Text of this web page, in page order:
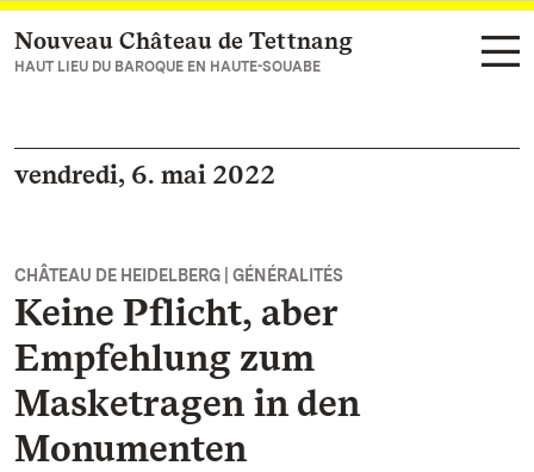
Vers la page d’accueil
Nouveau Château de Tettnang
HAUT LIEU DU BAROQUE EN HAUTE-SOUABE
vendredi, 6. mai 2022
CHÂTEAU DE HEIDELBERG | GÉNÉRALITÉS
Keine Pflicht, aber
Empfehlung zum
Masketragen in den
Monumenten